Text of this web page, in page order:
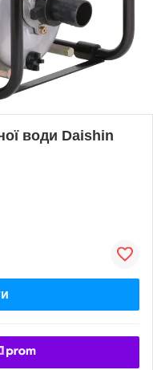
води Daishin